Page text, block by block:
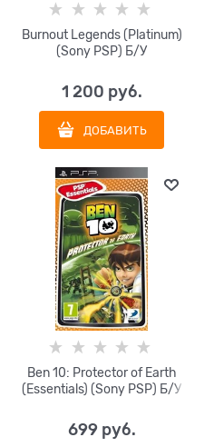
Burnout Legends (Platinum)
(Sony PSP) Б/У
1 200 руб.
ДОБАВИТЬ
Ben 10: Protector of Earth
(Essentials) (Sony PSP) Б/У
699 руб.